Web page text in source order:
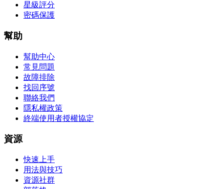
星級評分
密碼保護
幫助
幫助中心
常見問題
故障排除
找回序號
聯絡我們
隱私權政策
終端使用者授權協定
資源
快速上手
用法與技巧
資源社群